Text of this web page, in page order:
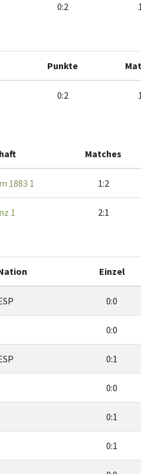
0:2
Punkte
0:2
Matches
1883 1 1:2
1 2:1
Einzel
0:0
0:0
0:1
0:0
0:1
0:1